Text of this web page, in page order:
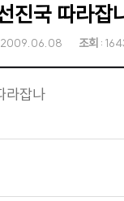
진국 따라
2009.06.08 조회 :
라잡나